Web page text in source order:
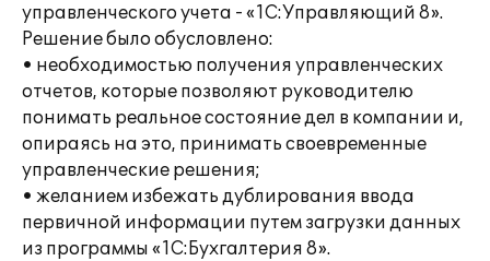
управленческого учета - «1С:Управляющий 8».
Решение было обусловлено:
• необходимостью получения управленческих
отчетов, которые позволяют руководителю
понимать реальное состояние дел в компании и,
опираясь на это, принимать своевременные
управленческие решения;
• желанием избежать дублирования ввода
первичной информации путем загрузки данных
из программы «1С:Бухгалтерия 8».